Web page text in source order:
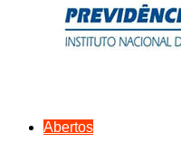
Abertos